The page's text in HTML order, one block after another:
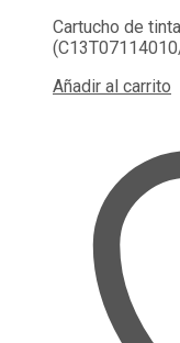
Cartucho de
Añadir al carrito